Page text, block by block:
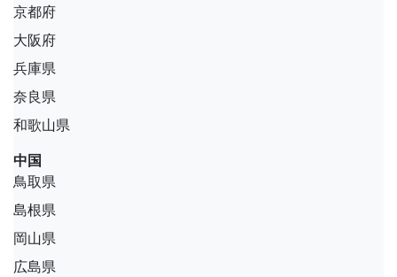
京都府
大阪府
兵庫県
奈良県
和歌山県
中国
鳥取県
島根県
岡山県
広島県